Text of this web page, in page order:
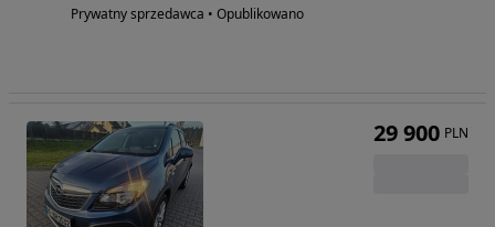
Prywatny sprzedawca • Opublikowano
29 900 PLN